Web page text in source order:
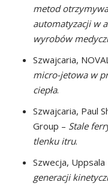
metod
automatyzacji w
wyrobów
Szwajcaria,
micro-jetowa w
ciepła.
Szwajcaria, Paul
Group – Stale
tlenku itru.
Szwecja,
generacji